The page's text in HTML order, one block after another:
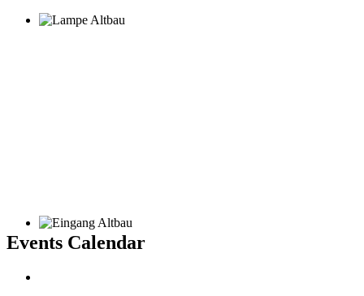
Events Calendar